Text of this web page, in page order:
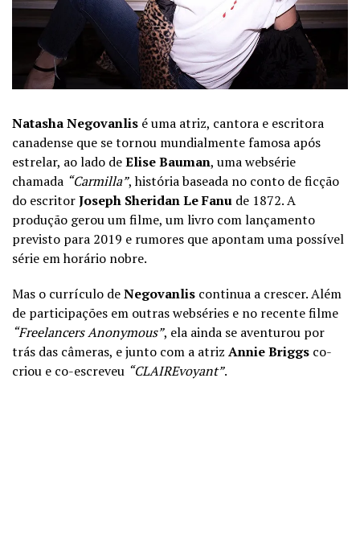
Natasha Negovanlis é uma atriz, cantora e escritora
canadense que se tornou mundialmente famosa após
estrelar, ao lado deElise Bauman, uma websérie
chamada “Carmilla”, história baseada no conto de ficção
do escritorJoseph Sheridan Le Fanu de 1872. A
produção gerou um filme, um livro com lançamento
previsto para 2019 e rumores que apontam uma possível
série em horário nobre.
Mas o currículo deNegovanlis continua a crescer. Além
de participações em outras webséries e no recente filme
“Freelancers Anonymous”, ela ainda se aventurou por
trás das câmeras, e junto com a atriz Annie Briggs co-
criou e co-escreveu “CLAIREvoyant”.